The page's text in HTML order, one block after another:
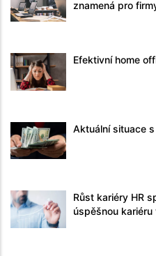
znamená pro
Efektivní home
Aktuální situace
Růst kariéry HR
úspěšnou